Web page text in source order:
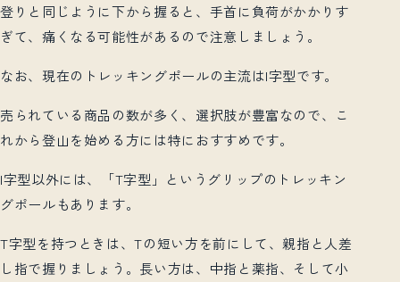
登りと同じように下から握ると、手首に負荷がかかりす
ぎて、痛くなる可能性があるので注意しましょう。
なお、現在のトレッキングポールの主流はI字型です。
売られている商品の数が多く、選択肢が豊富なので、こ
れから登山を始める方には特におすすめです。
I字型以外には、「T字型」というグリップのトレッキン
グポールもあります。
T字型を持つときは、Tの短い方を前にして、親指と人差
し指で握りましょう。長い方は、中指と薬指、そして小